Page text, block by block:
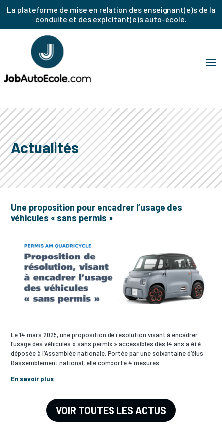
La plateforme de mise en relation des enseignant(e)s de la
conduite et des exploitant(e)s auto-école.
Actualités
Une proposition pour encadrer l’usage des
véhicules « sans permis »
Le 14 mars 2025, une proposition de résolution visant à encadrer
l’usage des véhicules « sans permis » accessibles dès 14 ans a été
déposée à l’Assemblée nationale. Portée par une soixantaine d’élus
Rassemblement national, elle comporte 4 mesures.
En savoir plus
VOIR TOUTES LES ACTUS